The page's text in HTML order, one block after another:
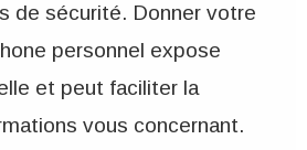
de sécurité. Donner votre
personnel expose
et peut faciliter la
vous concernant.